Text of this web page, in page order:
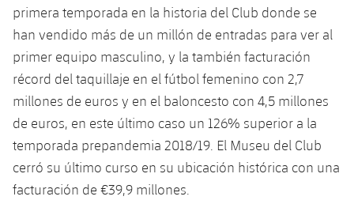
Femenino
Agenda
Jugadores
Calendario
Resultados
Clasificaciones
Actualidad
Jugadores
Calendario
Resultados
Hockey hierba
plusicon
más
Noticias
Hockey Hierba Masculino
Hockey Hierba Femenino
Patinaje artístico
plusicon
más
Actualidad
Plantilla
Agenda
Escuela de Patinaje
Rugby
Actualidad
Voleibol
primera temporada en la historia del Club donde se
han vendido más de un millón de entradas para ver al
primer equipo masculino, y la también facturación
récord del taquillaje en el fútbol femenino con 2,7
millones de euros y en el baloncesto con 4,5 millones
de euros, en este último caso un 126% superior a la
temporada prepandemia 2018/19. El Museu del Club
cerró su último curso en su ubicación histórica con una
facturación de €39,9 millones.